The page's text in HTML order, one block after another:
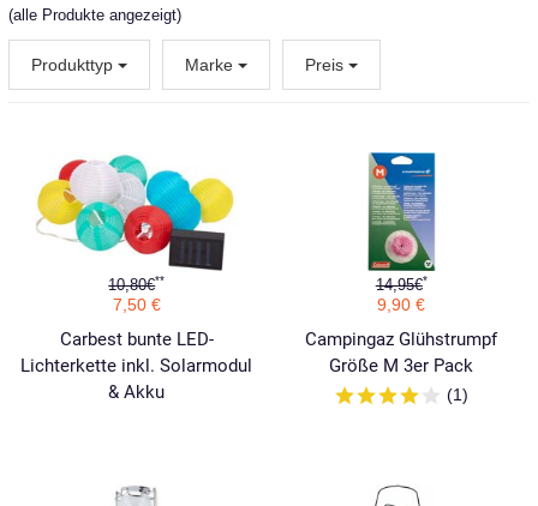
(alle Produkte angezeigt)
Produkttyp Marke Preis
10,80€**
7,50 €
Carbest bunte LED-
Lichterkette inkl. Solarmodul
& Akku
14,95€*
9,90 €
Campingaz Glühstrumpf
Größe M 3er Pack
(1)